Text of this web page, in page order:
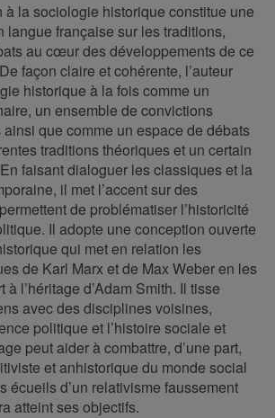
à la sociologie historique constitue une
langue française sur les traditions,
au cœur des développements de ce
façon claire et cohérente, l’auteur
historique à la fois comme un
un ensemble de convictions
que comme un espace de débats
traditions théoriques et un certain
faisant dialoguer les classiques et la
il met l’accent sur des
de problématiser l’historicité
Il adopte une conception ouverte
qui met en relation les
de Karl Marx et de Max Weber en les
à l’héritage d’Adam Smith. Il tisse
avec des disciplines voisines,
politique et l’histoire sociale et
peut aider à combattre, d’une part,
et anhistorique du monde social
écueils d’un relativisme faussement
atteint ses objectifs.